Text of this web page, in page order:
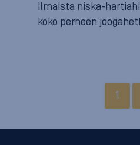
ilmaista niska-
koko perheen
1